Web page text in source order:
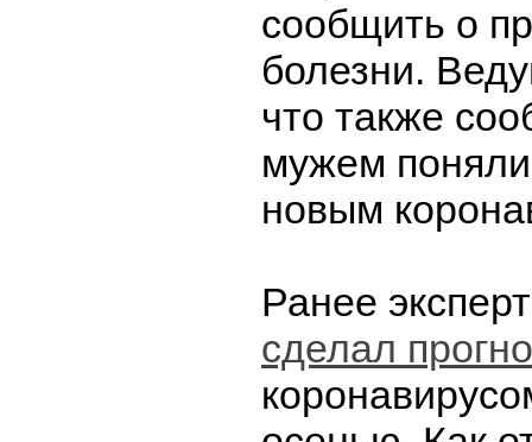
сообщить о
болезни.
что также
мужем
новым
Ранее
сделал